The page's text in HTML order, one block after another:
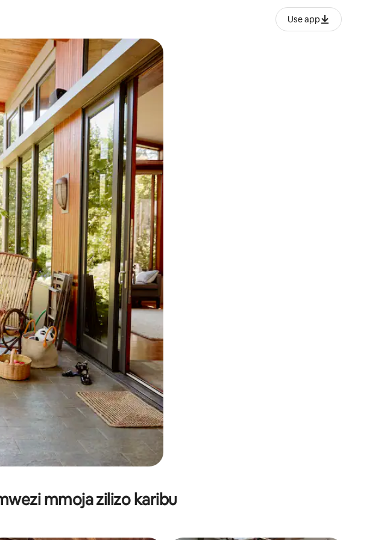
Use app
kwa kugusa au kutelezesha kidole kwenye ishara.
mmoja zilizo karibu